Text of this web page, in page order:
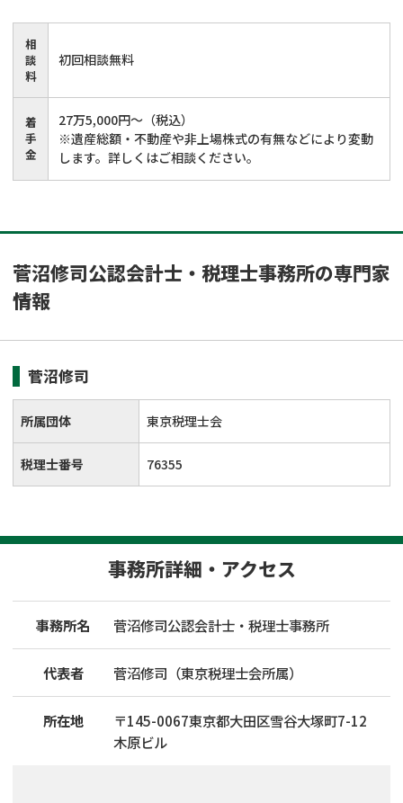
相
談
料
初回相談無料
着
手
金
27万5,000円～（税込）
※遺産総額・不動産や非上場株式の有無などにより変動
します。詳しくはご相談ください。
菅沼修司公認会計士・税理士事務所の専門家
情報
菅沼修司
所属団体 東京税理士会
税理士番号 76355
事務所詳細・アクセス
事務所名 菅沼修司公認会計士・税理士事務所
代表者 菅沼修司（東京税理士会所属）
所在地 〒145-0067東京都大田区雪谷大塚町7-12
木原ビル